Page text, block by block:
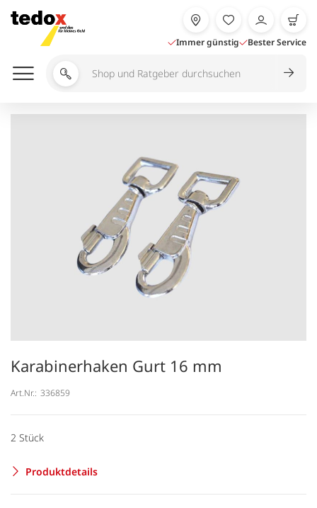
Inhalt
springen
Immer günstig Bester Service
Shop
Ratgeber
Karabinerhaken Gurt 16 mm
Art.Nr.: 336859
2 Stück
Produktdetails